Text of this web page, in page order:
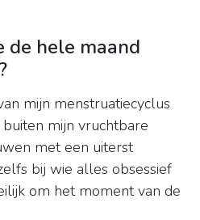
de hele maand
mijn menstruatiecyclus
buiten mijn vruchtbare
met een uiterst
bij wie alles obsessief
om het moment van de